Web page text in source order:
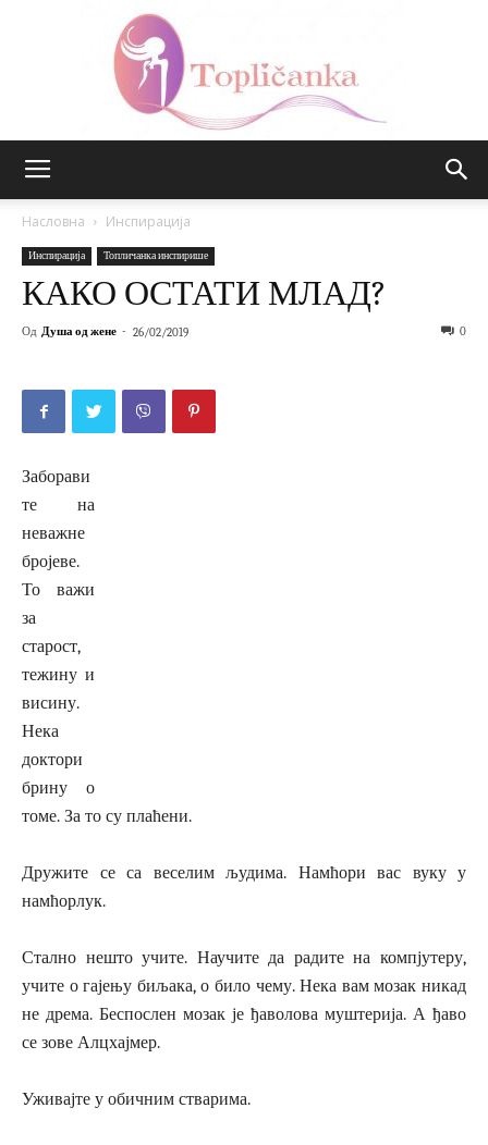
Насловна Инспирација
Инспирација Топличанка инспирише
КАКО ОСТАТИ МЛАД?
Од Душа од жене - 26/02/2019 0
Заборави
те на
неважне
бројеве.
То важи
за
старост,
тежину и
висину.
Нека
доктори
брину о
томе. За то су плаћени.
Дружите се са веселим људима. Намћори вас вуку у
намћорлук.
Стално нешто учите. Научите да радите на компјутеру,
учите о гајењу биљака, о било чему. Нека вам мозак никад
не дрема. Беспослен мозак је ђаволова муштерија. А ђаво
се зове Алцхајмер.
Уживајте у обичним стварима.